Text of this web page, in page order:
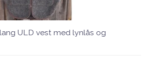
ULD vest med lynlås og